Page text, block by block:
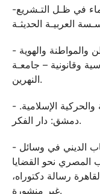
-عبـد االله النجـار. (1990م). الانتماء في ظـل التـشريع
- عبد الجبار محمد العبيدي. (2011م). الوطن والمواطنة والهوية
وقانونية – جامعـة
النهرين.
- عبد الوهاب المسيري. (2010م). الهوية والحركية الإسلامية.
دمشق: دار الفكر.
- علاء الشامي. (2006م). دور الخطاب الديني في وسائل
المصري نحو القضايا
رسالة دكتوراه،
غير منشورة.